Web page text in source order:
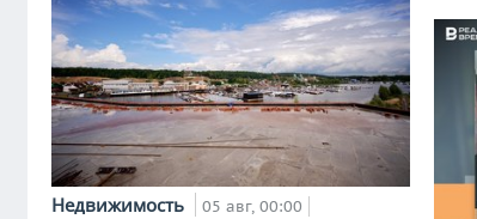
Недвижимость 05 авг, 00:00